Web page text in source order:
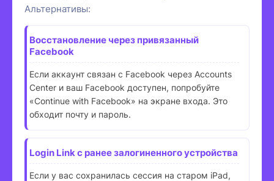
Альтернативы:
Восстановление через привязанный
Facebook
Если аккаунт связан с Facebook через Accounts
Center и ваш Facebook доступен, попробуйте
«Continue with Facebook» на экране входа. Это
обходит почту и пароль.
Login Link с ранее залогиненного устройства
Если у вас сохранилась сессия на старом iPad,